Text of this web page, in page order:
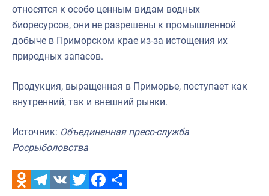
относятся к особо ценным видам водных
биоресурсов, они не разрешены к промышленной
добыче в Приморском крае из-за истощения их
природных запасов.
Продукция, выращенная в Приморье, поступает как
внутренний, так и внешний рынки.
Источник: Объединенная пресс-служба
Росрыболовства